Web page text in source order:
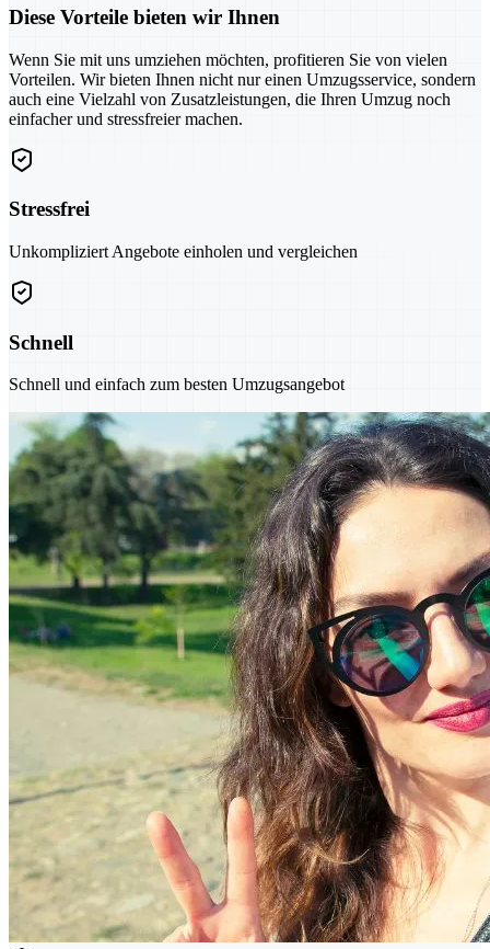
Diese Vorteile bieten wir Ihnen
Wenn Sie mit uns umziehen möchten, profitieren Sie von vielen
Vorteilen. Wir bieten Ihnen nicht nur einen Umzugsservice, sondern
auch eine Vielzahl von Zusatzleistungen, die Ihren Umzug noch
einfacher und stressfreier machen.
Stressfrei
Unkompliziert Angebote einholen und vergleichen
Schnell
Schnell und einfach zum besten Umzugsangebot